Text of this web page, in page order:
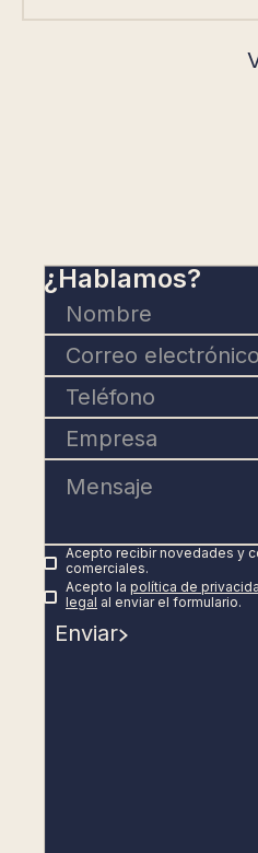
¿Hablamos?
Acepto recibir novedades y
comerciales.
Acepto la política de
legal al enviar el formulario.
Enviar